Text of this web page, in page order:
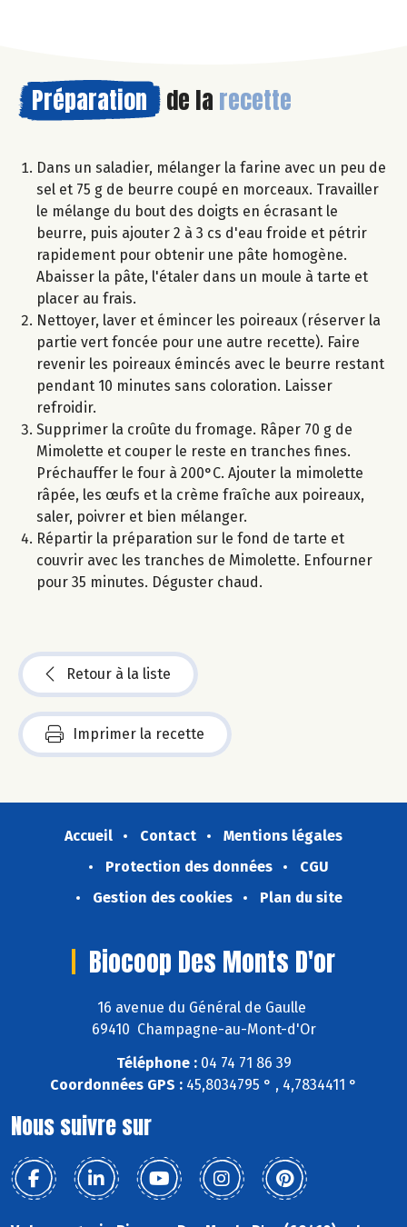
Préparation de la recette
Dans un saladier, mélanger la farine avec un peu de
sel et 75 g de beurre coupé en morceaux. Travailler
le mélange du bout des doigts en écrasant le
beurre, puis ajouter 2 à 3 cs d'eau froide et pétrir
rapidement pour obtenir une pâte homogène.
Abaisser la pâte, l'étaler dans un moule à tarte et
placer au frais.
Nettoyer, laver et émincer les poireaux (réserver la
partie vert foncée pour une autre recette). Faire
revenir les poireaux émincés avec le beurre restant
pendant 10 minutes sans coloration. Laisser
refroidir.
Supprimer la croûte du fromage. Râper 70 g de
Mimolette et couper le reste en tranches fines.
Préchauffer le four à 200°C. Ajouter la mimolette
râpée, les œufs et la crème fraîche aux poireaux,
saler, poivrer et bien mélanger.
Répartir la préparation sur le fond de tarte et
couvrir avec les tranches de Mimolette. Enfourner
pour 35 minutes. Déguster chaud.
Retour à la liste
Imprimer la recette
Accueil Contact
Mentions légales
Protection des données
CGU
Gestion des cookies
Plan du site
Biocoop Des Monts D'or
16 avenue du Général de Gaulle
69410 Champagne-au-Mont-d'Or
Téléphone :04 74 71 86 39
Coordonnées GPS : 45,8034795 ° , 4,7834411 °
Nous suivre sur